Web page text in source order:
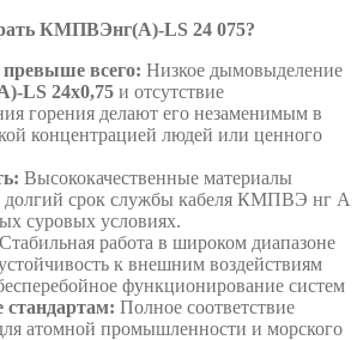
КМПВЭнг(А)-LS 24 075?
превыше всего: Низкое дымовыделение
LS 24х0,75 и отсутствие
горения делают его незаменимым в
концентрацией людей или ценного
Высококачественные материалы
долгий срок службы кабеля КМПВЭ нг А
суровых условиях.
Стабильная работа в широком диапазоне
к внешним воздействиям
функционирование систем
стандартам: Полное соответствие
атомной промышленности и морского